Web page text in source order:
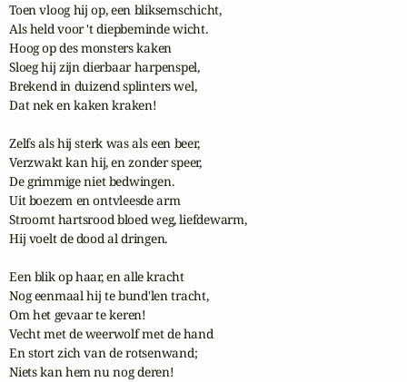
Toen vloog hij op, een bliksemschicht,
Als held voor 't diepbeminde wicht.
Hoog op des monsters kaken
Sloeg hij zijn dierbaar harpenspel,
Brekend in duizend splinters wel,
Dat nek en kaken kraken!
Zelfs als hij sterk was als een beer,
Verzwakt kan hij, en zonder speer,
De grimmige niet bedwingen.
Uit boezem en ontvleesde arm
Stroomt hartsrood bloed weg, liefdewarm,
Hij voelt de dood al dringen.
Een blik op haar, en alle kracht
Nog eenmaal hij te bund'len tracht,
Om het gevaar te keren!
Vecht met de weerwolf met de hand
En stort zich van de rotsenwand;
Niets kan hem nu nog deren!